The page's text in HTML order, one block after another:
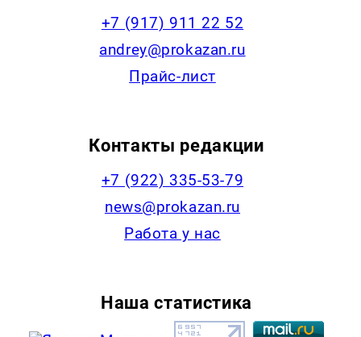
+7 (917) 911 22 52
andrey@prokazan.ru
Прайс-лист
Контакты редакции
+7 (922) 335-53-79
news@prokazan.ru
Работа у нас
Наша статистика